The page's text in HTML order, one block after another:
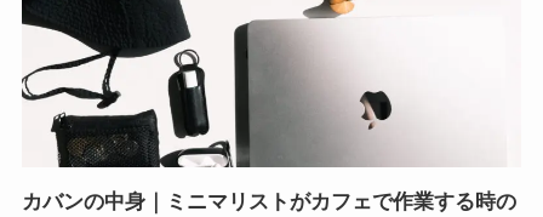
カバンの中身｜ミニマリストがカフェで作業する時の